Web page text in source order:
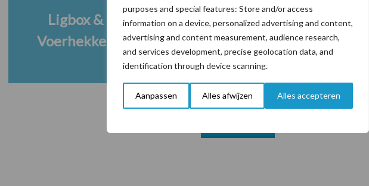
purposes and special features: Store and/or access
information on a device, personalized advertising and content,
advertising and content measurement, audience research,
and services development, precise geolocation data, and
identification through device scanning.
Aanpassen Alles afwijzen Alles accepteren
Ligbox &
Voerhekken